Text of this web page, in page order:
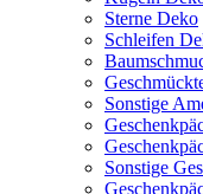
Sterne Deko
Schleifen
Sonstige
Sonstige